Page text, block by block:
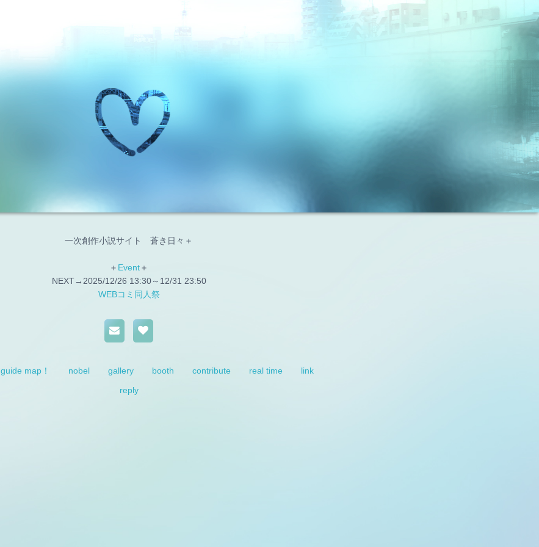
一次創作小説サイト 蒼き日々＋
＋ Event＋
NEXT→2025/12/26 13:30～12/31 23:50
WEBコミ同人祭
guide map！ nobel gallery booth contribute real time
link
reply